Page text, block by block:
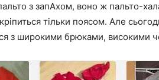
з запАхом, воно ж пальто-
кріпиться тільки поясом. Але
з широкими брюками, високими